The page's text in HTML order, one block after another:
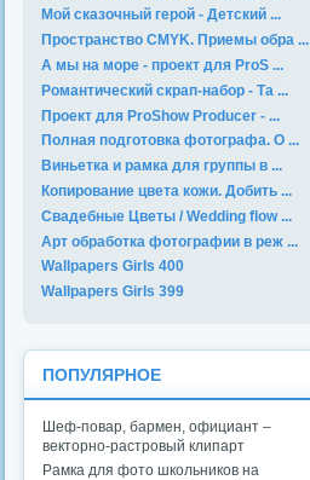
Мой сказочный герой - Детский ...
Пространство CMYK. Приемы обра ...
А мы на море - проект для ProS ...
Романтический скрап-набор - Та ...
Проект для ProShow Producer - ...
Полная подготовка фотографа. О ...
Виньетка и рамка для группы в ...
Копирование цвета кожи. Добить ...
Свадебные Цветы / Wedding flow ...
Арт обработка фотографии в реж ...
Wallpapers Girls 400
Wallpapers Girls 399
ПОПУЛЯРНОЕ
Шеф-повар, бармен, официант –
векторно-растровый клипарт
Рамка для фото школьников на